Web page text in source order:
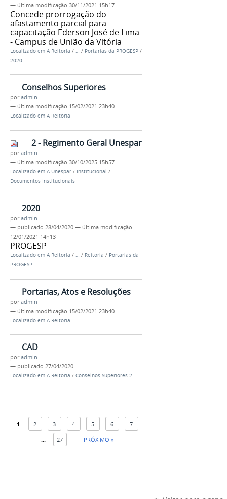
— última modificação 30/11/2021 15h17
Concede prorrogação do
afastamento parcial para
capacitação Ederson José de Lima
- Campus de União da Vitória
Localizado em A Reitoria / … / Portarias da PROGESP /
2020
Conselhos Superiores
poradmin
— última modificação 15/02/2021 23h40
Localizado em A Reitoria
2 - Regimento Geral Unespar
poradmin
— última modificação 30/10/2025 15h57
Localizado em A Unespar / Institucional /
Documentos Institucionais
2020
poradmin
— publicado 28/04/2020 — última modificação
12/01/2021 14h13
PROGESP
Localizado em A Reitoria / … / Reitoria / Portarias da
PROGESP
Portarias, Atos e Resoluções
poradmin
— última modificação 15/02/2021 23h40
Localizado em A Reitoria
CAD
poradmin
— publicado 27/04/2020
Localizado em A Reitoria / Conselhos Superiores 2
1 2 3 4 5 6 7
... 27 PRÓXIMO »